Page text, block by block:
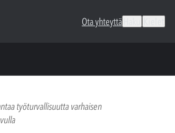
Ota yhteyttä
työturvallisuutta varhaisen